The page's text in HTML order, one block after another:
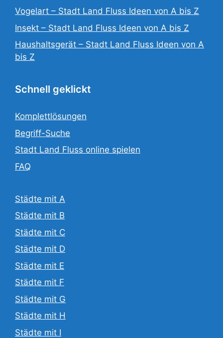
Vogelart – Stadt Land Fluss Ideen von A bis Z
Insekt – Stadt Land Fluss Ideen von A bis Z
Haushaltsgerät – Stadt Land Fluss Ideen von A
bis Z
Schnell geklickt
Komplettlösungen
Begriff-Suche
Stadt Land Fluss online spielen
FAQ
Städte mit A
Städte mit B
Städte mit C
Städte mit D
Städte mit E
Städte mit F
Städte mit G
Städte mit H
Städte mit I